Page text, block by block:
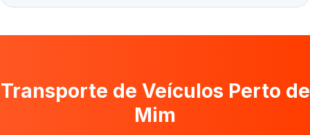
Transporte de Veículos Perto de
Mim